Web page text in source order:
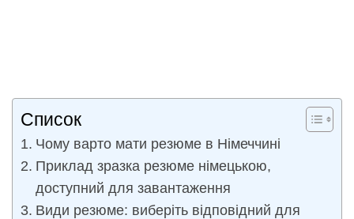
Список
Чому варто мати резюме в Німеччині
Приклад зразка резюме німецькою,
доступний для завантаження
Види резюме: виберіть відповідний для